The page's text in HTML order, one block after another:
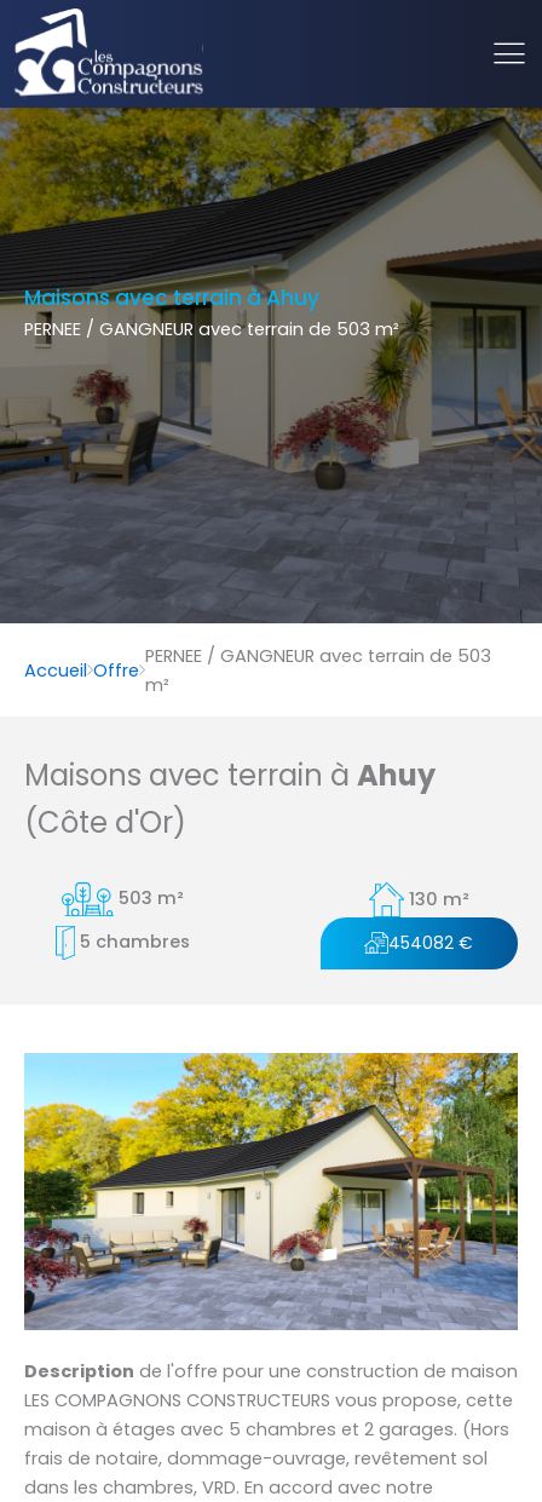
Maisons avec terrain à Ahuy
PERNEE / GANGNEUR avec terrain de 503 m²
Accueil Offre
PERNEE / GANGNEUR avec terrain de 503
m²
Maisons avec terrain à Ahuy
(Côte d'Or)
503 m²
130 m²
5 chambres
454082 €
Description de l'offre pour une construction de maison
LES COMPAGNONS CONSTRUCTEURS vous propose, cette
maison à étages avec 5 chambres et 2 garages. (Hors
frais de notaire, dommage-ouvrage, revêtement sol
dans les chambres, VRD. En accord avec notre